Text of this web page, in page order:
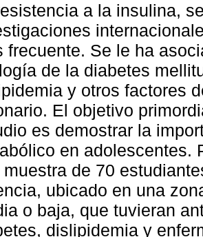
a la insulina,
frecuente. Se le ha
de la diabetes
y otros factores
El objetivo
es demostrar la
en adolescentes.
muestra de 70
ubicado en una
o baja, que tuvieran
dislipidemia y